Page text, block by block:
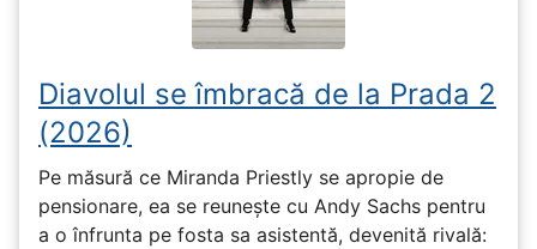
Diavolul se îmbracă de la Prada 2
(2026)
Pe măsură ce Miranda Priestly se apropie de
pensionare, ea se reunește cu Andy Sachs pentru
a o înfrunta pe fosta sa asistentă, devenită rivală: